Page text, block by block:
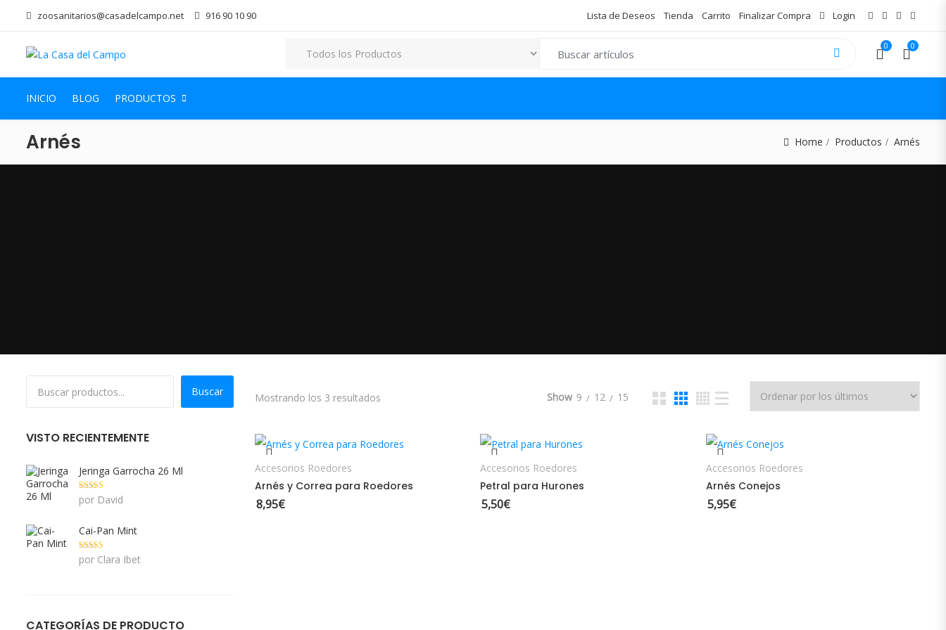
zoosanitarios@casadelcampo.net 916 90 10 90 Lista de Deseos Tienda Carrito Finalizar Compra Login
0 0
INICIO BLOG PRODUCTOS
Arnés Home Productos Arnés
Mostrando los 3 resultados Show 9 12 15
Accesorios Roedores
Arnés y Correa para Roedores
8,95€
Accesorios Roedores
Petral para Hurones
5,50€
Accesorios Roedores
Arnés Conejos
5,95€
Buscar
VISTO RECIENTEMENTE
Jeringa Garrocha 26 Ml
Valorado con
5 de 5
por David
Cai-Pan Mint
Valorado con
5 de 5
por Clara Ibet
CATEGORÍAS DE PRODUCTO